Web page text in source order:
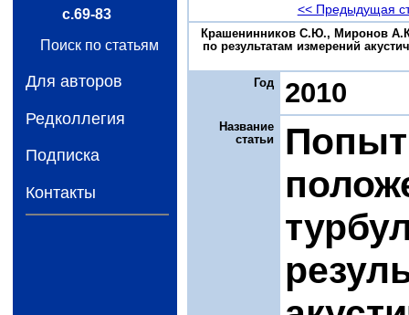
с.69-83
Поиск по статьям
Для авторов
Редколлегия
Подписка
Контакты
<< Предыдущая
Крашенинников С.Ю., Миронов
по результатам измерений
Год 2010
Название
статьи